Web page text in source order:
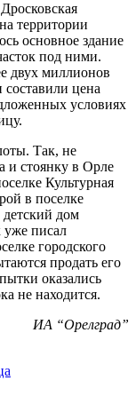
территории
основное здание
под ними.
двух миллионов
цена
условиях
Так, не
и стоянку в Орле
Культурная
в поселке
дом
уже писал
городского
продать его
оказались
не находится.
ИА “Орелград”